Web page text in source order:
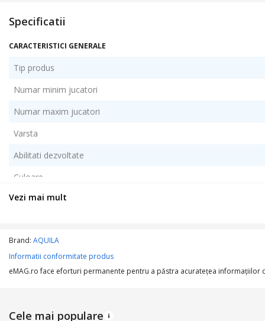
Specificatii
CARACTERISTICI GENERALE
Tip produs
Numar minim jucatori
Numar maxim jucatori
Varsta
Abilitati dezvoltate
Culoare
Vezi mai mult
Brand: AQUILA
Informatii conformitate produs
eMAG.ro face eforturi permanente pentru a păstra acurateţea
Cele mai populare